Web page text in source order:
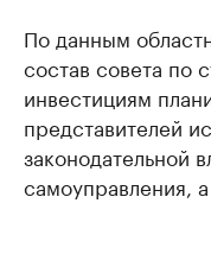
По данным
состав совета по
инвестициям
представителей
законодательной
самоуправления,